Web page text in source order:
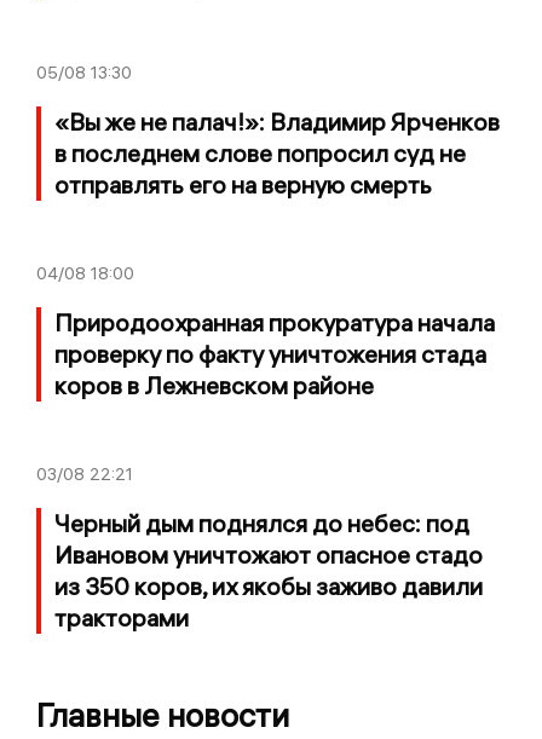
05/08 13:30
«Вы же не палач!»: Владимир Ярченков
в последнем слове попросил суд не
отправлять его на верную смерть
04/08 18:00
Природоохранная прокуратура начала
проверку по факту уничтожения стада
коров в Лежневском районе
03/08 22:21
Черный дым поднялся до небес: под
Ивановом уничтожают опасное стадо
из 350 коров, их якобы заживо давили
тракторами
Главные новости